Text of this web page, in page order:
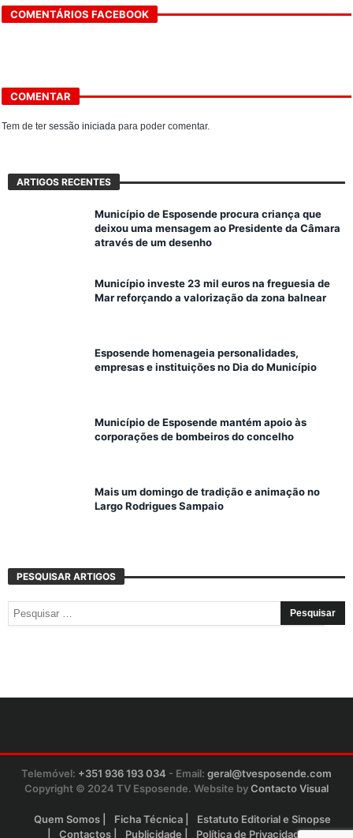
COMENTÁRIOS FACEBOOK
COMENTAR
Tem de tersessão iniciada para poder comentar.
ARTIGOS RECENTES
Município de Esposende procura criança que
deixou uma mensagem ao Presidente da Câmara
através de um desenho
Município investe 23 mil euros na freguesia de
Mar reforçando a valorização da zona balnear
Esposende homenageia personalidades,
empresas e instituições no Dia do Município
Município de Esposende mantém apoio às
corporações de bombeiros do concelho
Mais um domingo de tradição e animação no
Largo Rodrigues Sampaio
PESQUISAR ARTIGOS
Telemóvel: +351 936 193 034 - Email: geral@tvesposende.com
Copyright © 2024 TV Esposende. Website byContacto Visual
Quem Somos Ficha Técnica
Estatuto Editorial e Sinopse
Contactos
Publicidade Política de Privacidade